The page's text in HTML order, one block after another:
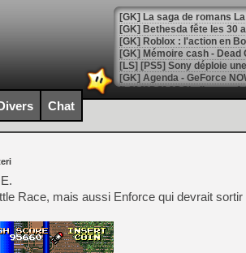
[GK] Bethesda fête les 30
[GK] Roblox : l'action en
[GK] Agenda - GeForce
[GK] Devolver Digital en a
[LS] [PS5] ps5-y2jb-
[GK] Pourquoi Marvel
[GK] Test : Restory : Chill
[GK] GTA 6 : Rockstar
[GK] Hot Wheels Infinite
[GK] Mémoire cash -
[GK] Résultats Nintendo :
[GK] Déjà des
Chat
Race, mais aussi Enforce qui devrait sortir